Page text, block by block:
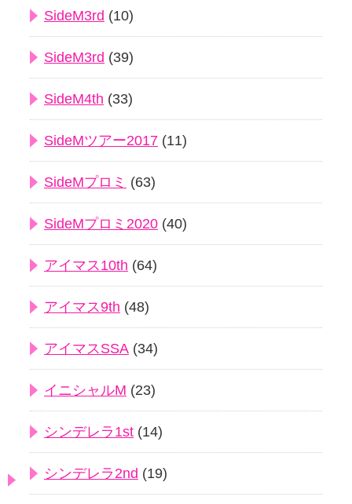
SideM3rd (10)
SideM3rd (39)
SideM4th (33)
SideMツアー2017 (11)
SideMプロミ (63)
SideMプロミ2020 (40)
アイマス10th (64)
アイマス9th (48)
アイマスSSA (34)
イニシャルM (23)
シンデレラ1st (14)
シンデレラ2nd (19)